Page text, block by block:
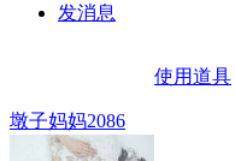
发消息
使用道具
墩子妈妈2086